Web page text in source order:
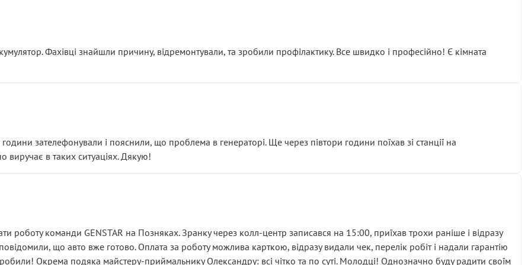
із головним гальмівним циліндром у зборі.
і тоді сервіс наче справив хороше враження. Але згодом знайшов декілька гайок під лобовим склом. Мені
хвилюватися. ( надіюсь новий власник, не застяг в полі))
підірвав.
а “аби швидше і дорожче”. Саме це і псує загальне враження та бажання повертатися.
Фахівці знайшли причину, відремонтували, та зробили профілактику. Все швидко і професійно! Є кімната
зателефонували і пояснили, що проблема в генераторі. Ще через півтори години поїхав зі станції на
виручає в таких ситуаціях. Дякую!
роботу команди GENSTAR на Позняках. Зранку через колл-центр записався на 15:00, приїхав трохи раніше і відразу
що авто вже готово. Оплата за роботу можлива карткою, відразу видали чек, перелік робіт і надали гарантію
Окрема подяка майстеру-приймальнику Олександру: всі чітко та по суті. Молодці! Однозначно буду радити своїм